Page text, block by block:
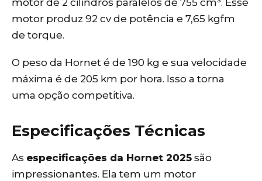
motor produz 92 cv de potência e 7,65 kgfm
de torque.
O peso da Hornet é de 190 kg e sua velocidade
máxima é de 205 km por hora. Isso a torna
uma opção competitiva.
Especificações Técnicas
As especificações da Hornet 2025 são
impressionantes. Ela tem um motor